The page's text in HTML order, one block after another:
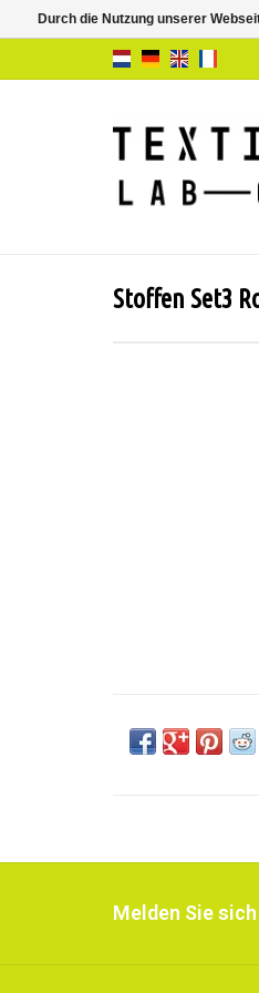
Stoffen Set3
Melden Sie
Durch die Nutzung unserer